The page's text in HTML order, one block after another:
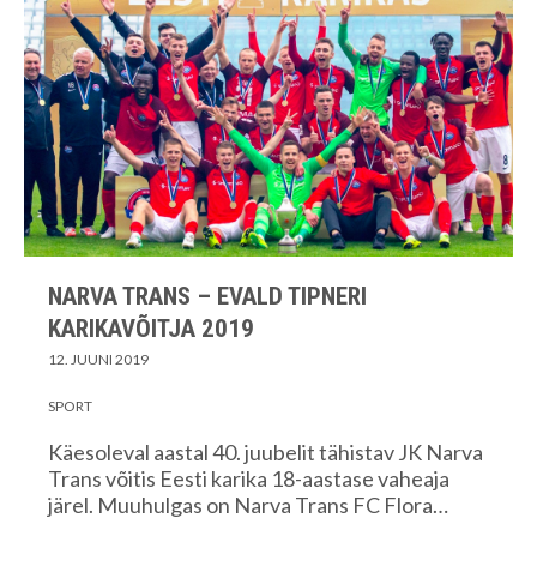
NARVA TRANS – EVALD TIPNERI
KARIKAVÕITJA 2019
12. JUUNI 2019
SPORT
Käesoleval aastal 40. juubelit tähistav JK Narva
Trans võitis Eesti karika 18-aastase vaheaja
järel. Muuhulgas on Narva Trans FC Flora…